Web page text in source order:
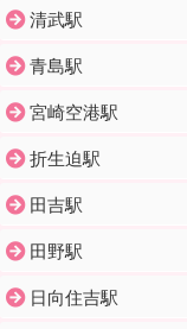
清武駅
青島駅
宮崎空港駅
折生迫駅
田吉駅
田野駅
日向住吉駅